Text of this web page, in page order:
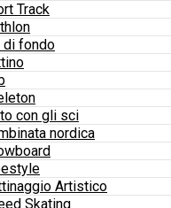
Track
di fondo
con gli sci
nordica
Artistico
Skating